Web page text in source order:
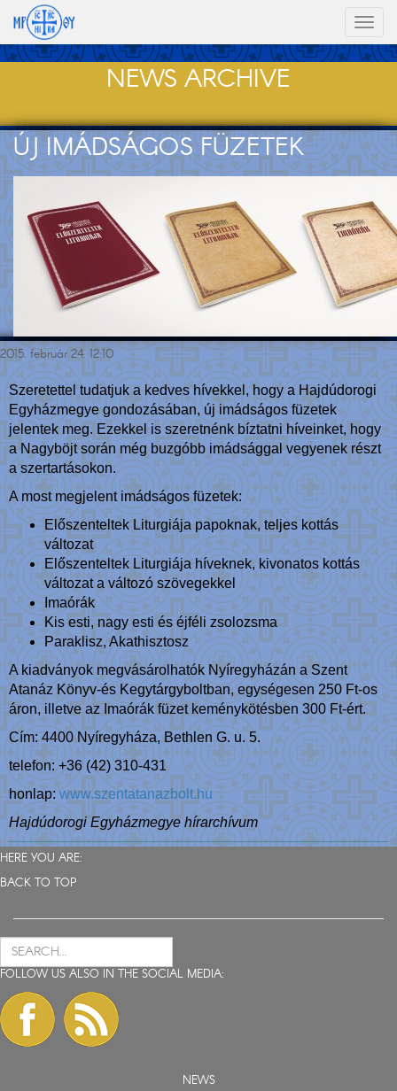
NEWS ARCHIVE
ÚJ IMÁDSÁGOS FÜZETEK
2015. február 24. 12:10
Szeretettel tudatjuk a kedves hívekkel, hogy a Hajdúdorogi
Egyházmegye gondozásában, új imádságos füzetek
jelentek meg. Ezekkel is szeretnénk bíztatni híveinket, hogy
a Nagyböjt során még buzgóbb imádsággal vegyenek részt
a szertartásokon.
A most megjelent imádságos füzetek:
Előszenteltek Liturgiája papoknak, teljes kottás
változat
Előszenteltek Liturgiája híveknek, kivonatos kottás
változat a változó szövegekkel
Imaórák
Kis esti, nagy esti és éjféli zsolozsma
Paraklisz, Akathisztosz
A kiadványok megvásárolhatók Nyíregyházán a Szent
Atanáz Könyv-és Kegytárgyboltban, egységesen 250 Ft-os
áron, illetve az Imaórák füzet keménykötésben 300 Ft-ért.
Cím: 4400 Nyíregyháza, Bethlen G. u. 5.
telefon: +36 (42) 310-431
honlap:www.szentatanazbolt.hu
Hajdúdorogi Egyházmegye hírarchívum
HERE YOU ARE:
BACK TO TOP
FOLLOW US ALSO IN THE SOCIAL MEDIA:
NEWS